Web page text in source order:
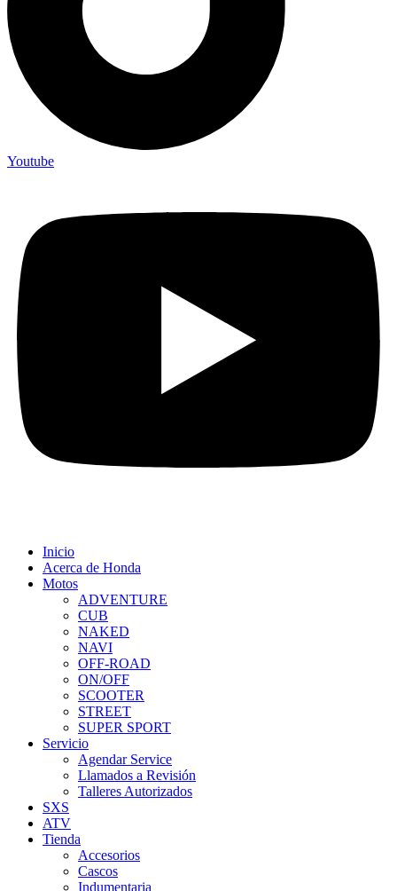
Youtube
Inicio
Acerca de Honda
Motos
ADVENTURE
CUB
NAKED
NAVI
OFF-ROAD
ON/OFF
SCOOTER
STREET
SUPER SPORT
Servicio
Agendar Service
Llamados a Revisión
Talleres Autorizados
SXS
ATV
Tienda
Accesorios
Cascos
Indumentaria